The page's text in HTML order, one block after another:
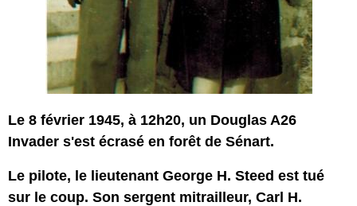
Le 8 février 1945, à 12h20, un Douglas A26
Invader s'est écrasé en forêt de Sénart.
Le pilote, le lieutenant George H. Steed est tué
sur le coup. Son sergent mitrailleur, Carl H.